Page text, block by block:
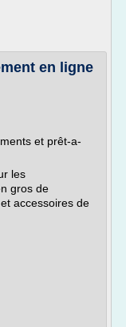
en ligne
et prêt-a-
les
gros de
accessoires de